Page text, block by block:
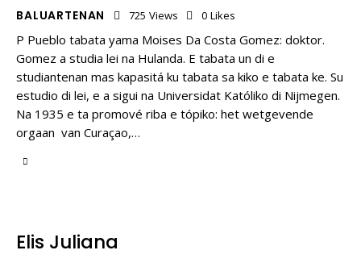
BALUARTENAN 725 Views 0 Likes
P Pueblo tabata yama Moises Da Costa Gomez: doktor.
Gomez a studia lei na Hulanda. E tabata un di e
studiantenan mas kapasitá ku tabata sa kiko e tabata ke. Su
estudio di lei, e a sigui na Universidat Katóliko di Nijmegen.
Na 1935 e ta promové riba e tópiko: het wetgevende
orgaan van Curaçao,…
Elis Juliana